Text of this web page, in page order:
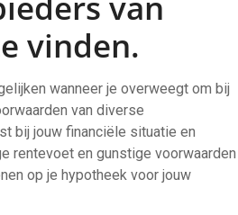
vinden.
wanneer je overweegt om bij
van diverse
bij jouw financiële situatie en
rentevoet en gunstige voorwaarden
op je hypotheek voor jouw